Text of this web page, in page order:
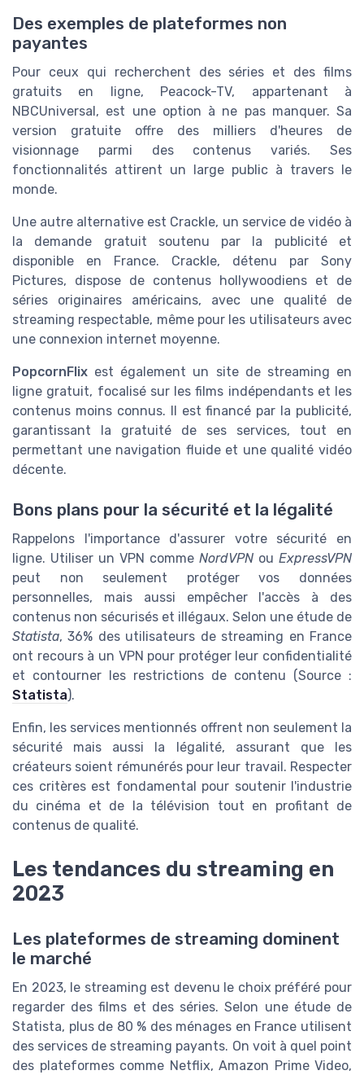
Des exemples de plateformes non
payantes
Pour ceux qui recherchent des séries et des films
gratuits en ligne, Peacock-TV, appartenant à
NBCUniversal, est une option à ne pas manquer. Sa
version gratuite offre des milliers d'heures de
visionnage parmi des contenus variés. Ses
fonctionnalités attirent un large public à travers le
monde.
Une autre alternative est Crackle, un service de vidéo à
la demande gratuit soutenu par la publicité et
disponible en France. Crackle, détenu par Sony
Pictures, dispose de contenus hollywoodiens et de
séries originaires américains, avec une qualité de
streaming respectable, même pour les utilisateurs avec
une connexion internet moyenne.
PopcornFlix est également un site de streaming en
ligne gratuit, focalisé sur les films indépendants et les
contenus moins connus. Il est financé par la publicité,
garantissant la gratuité de ses services, tout en
permettant une navigation fluide et une qualité vidéo
décente.
Bons plans pour la sécurité et la légalité
Rappelons l'importance d'assurer votre sécurité en
ligne. Utiliser un VPN comme NordVPN ou ExpressVPN
peut non seulement protéger vos données
personnelles, mais aussi empêcher l'accès à des
contenus non sécurisés et illégaux. Selon une étude de
Statista, 36% des utilisateurs de streaming en France
ont recours à un VPN pour protéger leur confidentialité
et contourner les restrictions de contenu (Source :
Statista).
Enfin, les services mentionnés offrent non seulement la
sécurité mais aussi la légalité, assurant que les
créateurs soient rémunérés pour leur travail. Respecter
ces critères est fondamental pour soutenir l'industrie
du cinéma et de la télévision tout en profitant de
contenus de qualité.
Les tendances du streaming en
2023
Les plateformes de streaming dominent
le marché
En 2023, le streaming est devenu le choix préféré pour
regarder des films et des séries. Selon une étude de
Statista, plus de 80 % des ménages en France utilisent
des services de streaming payants. On voit à quel point
des plateformes comme Netflix, Amazon Prime Video,